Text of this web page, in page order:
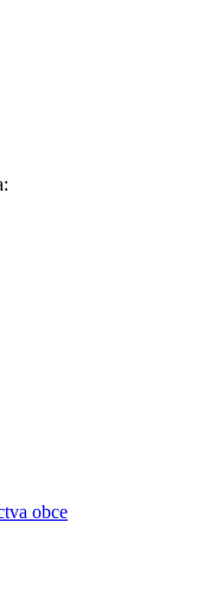
obce